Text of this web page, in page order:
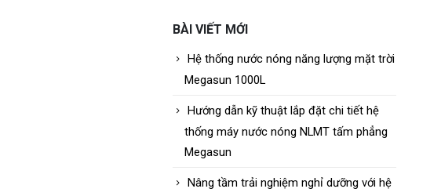
BÀI VIẾT MỚI
Hệ thống nước nóng năng lượng mặt trời
Megasun 1000L
Hướng dẫn kỹ thuật lắp đặt chi tiết hệ
thống máy nước nóng NLMT tấm phẳng
Megasun
Nâng tầm trải nghiệm nghỉ dưỡng với hệ